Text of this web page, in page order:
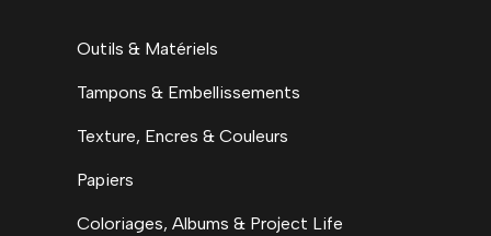
Outils & Matériels
Tampons & Embellissements
Texture, Encres & Couleurs
Papiers
Coloriages, Albums & Project Life